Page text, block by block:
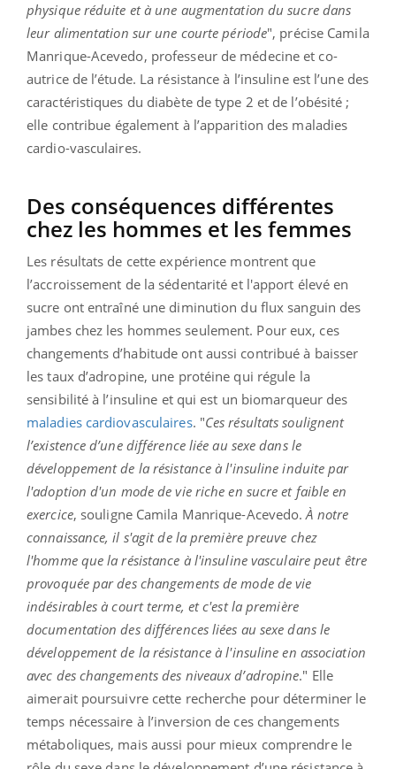
physique réduite et à une augmentation du sucre dans
leur alimentation sur une courte période", précise Camila
Manrique-Acevedo, professeur de médecine et co-
autrice de l’étude. La résistance à l’insuline est l’une des
caractéristiques du diabète de type 2 et de l’obésité ;
elle contribue également à l’apparition des maladies
cardio-vasculaires.
Des conséquences différentes
chez les hommes et les femmes
Les résultats de cette expérience montrent que
l’accroissement de la sédentarité et l'apport élevé en
sucre ont entraîné une diminution du flux sanguin des
jambes chez les hommes seulement. Pour eux, ces
changements d’habitude ont aussi contribué à baisser
les taux d’adropine, une protéine qui régule la
sensibilité à l’insuline et qui est un biomarqueur des
maladies cardiovasculaires. "Ces résultats soulignent
l’existence d’une différence liée au sexe dans le
développement de la résistance à l'insuline induite par
l'adoption d'un mode de vie riche en sucre et faible en
exercice, souligne Camila Manrique-Acevedo.À notre
connaissance, il s'agit de la première preuve chez
l'homme que la résistance à l'insuline vasculaire peut être
provoquée par des changements de mode de vie
indésirables à court terme, et c'est la première
documentation des différences liées au sexe dans le
développement de la résistance à l'insuline en association
avec des changements des niveaux d’adropine." Elle
aimerait poursuivre cette recherche pour déterminer le
temps nécessaire à l’inversion de ces changements
métaboliques, mais aussi pour mieux comprendre le